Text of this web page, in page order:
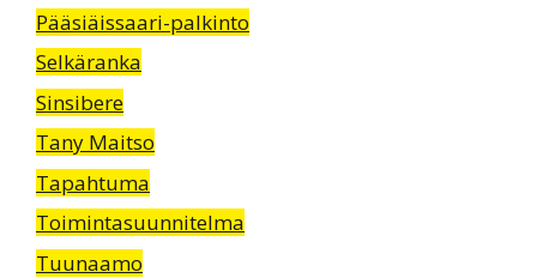
Pääsiäissaari-palkinto
Selkäranka
Sinsibere
Tany Maitso
Tapahtuma
Toimintasuunnitelma
Tuunaamo